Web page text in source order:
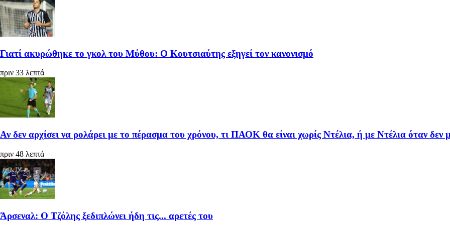
Γιατί ακυρώθηκε το γκολ του Μύθου: Ο Κουτσιαύτης εξηγεί τον κανονισμό
πριν 33 λεπτά
Αν δεν αρχίσει να ρολάρει με το πέρασμα του χρόνου, τι ΠΑΟΚ θα είναι χωρίς Ντέλια, ή με Ντέλια όταν δεν
πριν 48 λεπτά
Άρσεναλ: Ο Τζόλης ξεδιπλώνει ήδη τις... αρετές του